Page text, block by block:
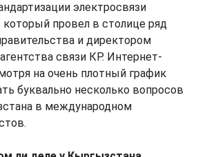
электросвязи
провел в столице ряд
и директором
связи КР. Интернет-
на очень плотный график
буквально несколько вопросов
в международном